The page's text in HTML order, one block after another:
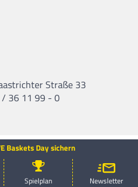
Spielplan Newsletter
Baskets Day sichern
Straße 33
/ 36 11 99 - 0